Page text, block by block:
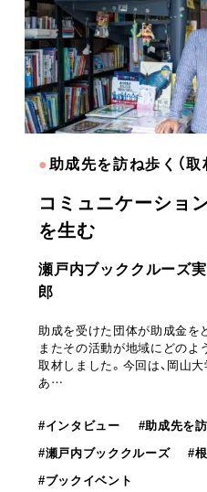
●助成先を訪ね歩く（取
コミュニケーショ
を生む
瀬戸内ブッククルーズ
郎
助成を受けた団体が助成金を
またその活動が地域にどのよ
取材しました。今回は、岡山
あ…
#インタビュー #助成先を
#瀬戸内ブッククルーズ #
#ブックイベント